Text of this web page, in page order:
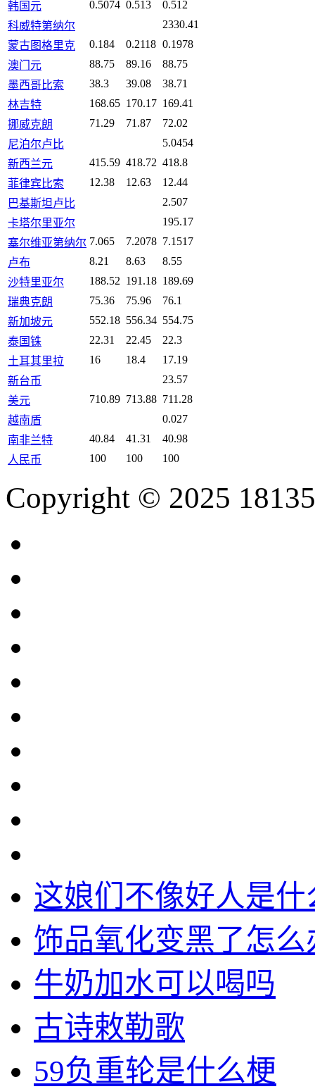
韩国元 0.5074 0.513
0.512
科威特第纳尔
2330.41
蒙古图格里克
0.184 0.2118 0.1978
澳门元
88.75 89.16
88.75
墨西哥比索
38.3 39.08
38.71
林吉特
168.65 170.17 169.41
挪威克朗
71.29 71.87
72.02
尼泊尔卢比
5.0454
新西兰元
415.59 418.72 418.8
菲律宾比索
12.38 12.63
12.44
巴基斯坦卢比
2.507
卡塔尔里亚尔
195.17
塞尔维亚第纳尔 7.065 7.2078 7.1517
卢布
8.21 8.63
8.55
沙特里亚尔
188.52 191.18 189.69
瑞典克朗
75.36 75.96
76.1
新加坡元
552.18 556.34 554.75
泰国铢
22.31 22.45
22.3
土耳其里拉
16 18.4
17.19
新台币
23.57
美元
710.89 713.88 711.28
越南盾
0.027
南非兰特
40.84 41.31
40.98
人民币
100 100 100
Copyright © 2025
这娘们不像好人是什
饰品氧化变黑了怎么
牛奶加水可以喝吗
古诗敕勒歌
59负重轮是什么梗